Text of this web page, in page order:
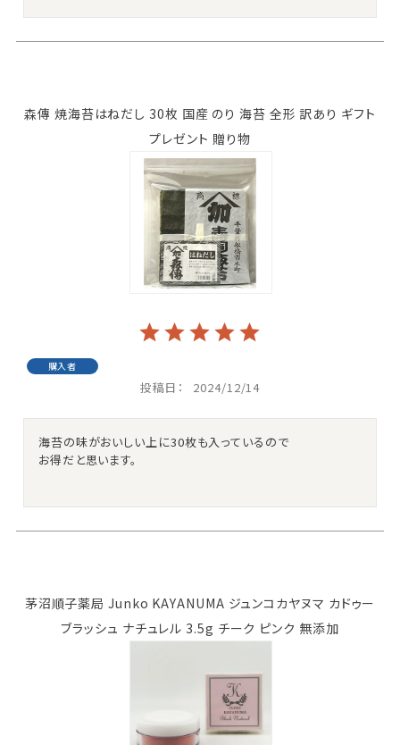
森傳 焼海苔はねだし 30枚 国産 のり 海苔 全形 訳あり ギフト
プレゼント 贈り物
購入者
投稿日 2024/12/14
海苔の味がおいしい上に30枚も入っているので
お得だと思います。
茅沼順子薬局 Junko KAYANUMA ジュンコカヤヌマ カドゥー
ブラッシュ ナチュレル 3.5g チーク ピンク 無添加